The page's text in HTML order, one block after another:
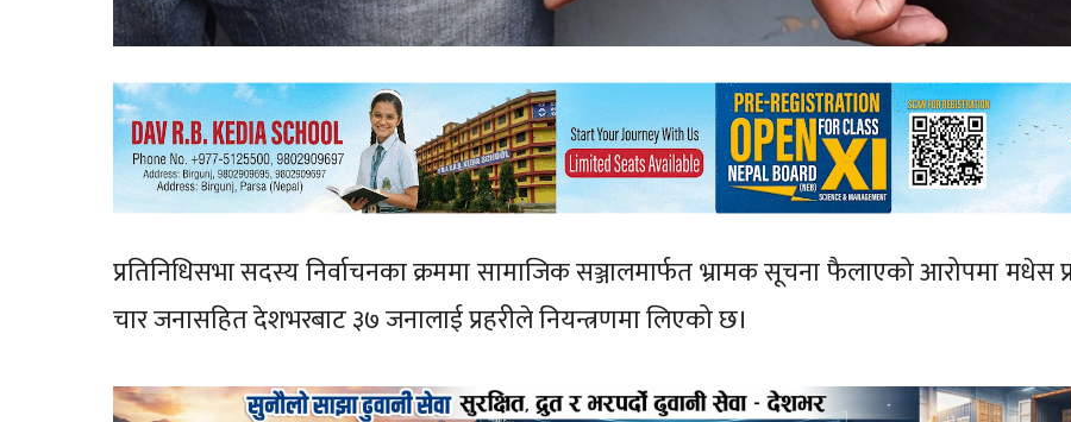
प्रतिनिधिसभा सदस्य निर्वाचनका क्रममा सामाजिक सञ्जालमार्फत भ्रामक सूचना फैलाएको आरोपमा मधेस
चार जनासहित देशभरबाट ३७ जनालाई प्रहरीले नियन्त्रणमा लिएको छ।